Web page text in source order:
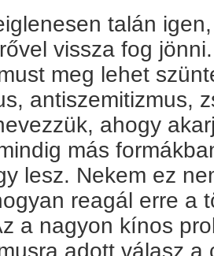
talán
vissza fog
meg lehet
antiszemitizmus,
ahogy
más
lesz. Nekem ez
reagál erre a
a nagyon kínos
adott válasz